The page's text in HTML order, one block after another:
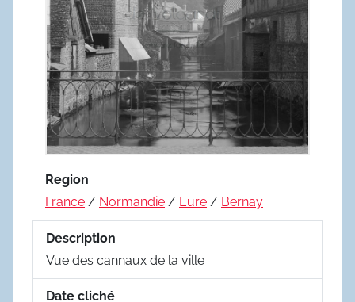
Region
France / Normandie / Eure / Bernay
Description
Vue des cannaux de la ville
Date cliché